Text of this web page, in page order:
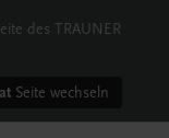
des TRAUNER
Seite wechseln